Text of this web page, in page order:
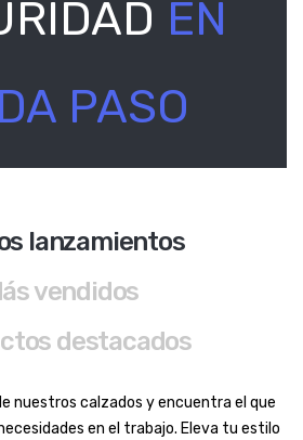
EN
PASO
lanzamientos
vendidos
destacados
nuestros calzados y encuentra el que
en el trabajo. Eleva tu estilo